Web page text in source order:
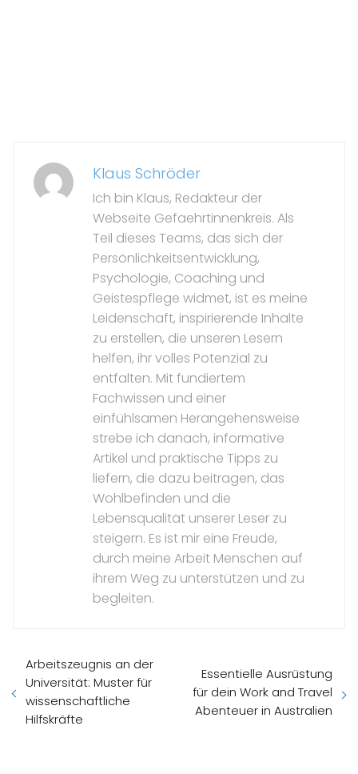
Klaus Schröder
Ich bin Klaus, Redakteur der
Webseite Gefaehrtinnenkreis. Als
Teil dieses Teams, das sich der
Persönlichkeitsentwicklung,
Psychologie, Coaching und
Geistespflege widmet, ist es meine
Leidenschaft, inspirierende Inhalte
zu erstellen, die unseren Lesern
helfen, ihr volles Potenzial zu
entfalten. Mit fundiertem
Fachwissen und einer
einfühlsamen Herangehensweise
strebe ich danach, informative
Artikel und praktische Tipps zu
liefern, die dazu beitragen, das
Wohlbefinden und die
Lebensqualität unserer Leser zu
steigern. Es ist mir eine Freude,
durch meine Arbeit Menschen auf
ihrem Weg zu unterstützen und zu
begleiten.
Arbeitszeugnis an der
Universität: Muster für
wissenschaftliche
Hilfskräfte
Essentielle Ausrüstung
für dein Work and Travel
Abenteuer in Australien